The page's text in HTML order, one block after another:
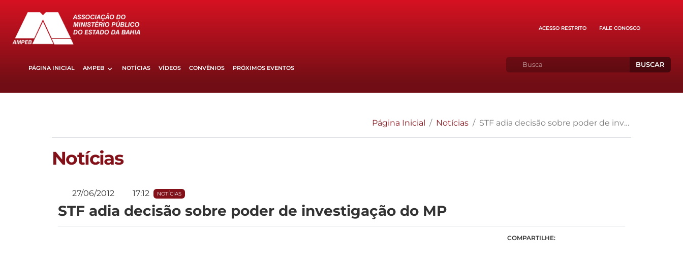
ACESSO RESTRITO FALE CONOSCO
PÁGINA INICIAL AMPEB NOTÍCIAS VÍDEOS CONVÊNIOS PRÓXIMOS EVENTOS BUSCAR
Página Inicial Notícias STF adia decisão sobre poder de investigação do MP
Notícias
27/06/2012 17:12 NOTÍCIAS
STF adia decisão sobre poder de investigação do MP
COMPARTILHE: